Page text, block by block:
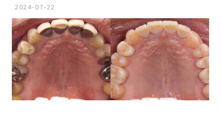
2024-07-22